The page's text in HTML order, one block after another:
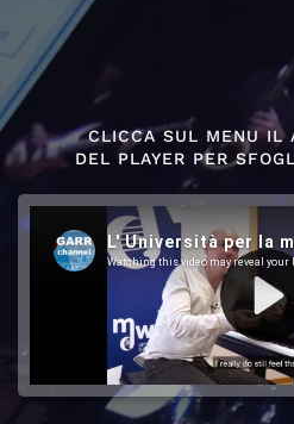
CLICCA SUL MENU IL
DEL PLAYER PER